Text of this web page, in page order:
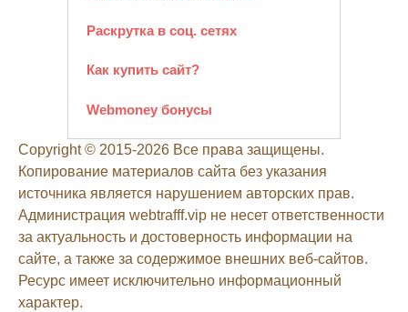
Раскрутка в соц. сетях
Как купить сайт?
Webmoney бонусы
Copyright © 2015-2026 Все права защищены.
Копирование материалов сайта без указания
источника является нарушением авторских прав.
Администрация webtrafff.vip не несет ответственности
за актуальность и достоверность информации на
сайте, а также за содержимое внешних веб-сайтов.
Ресурс имеет исключительно информационный
характер.